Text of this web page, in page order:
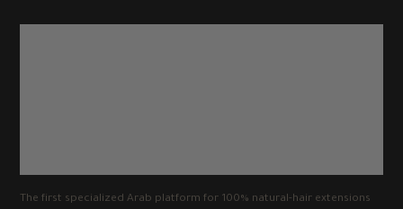
The first specialized Arab platform for 100% natural-hair extensions